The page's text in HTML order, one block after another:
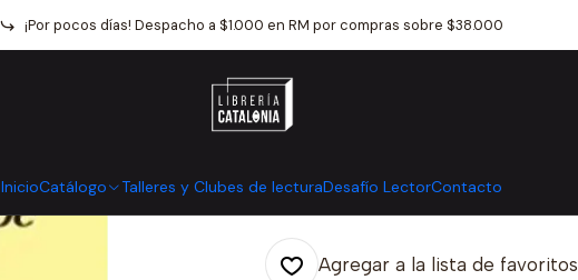
InicioCatálogo Talleres y Clubes de lecturaDesafío LectorContacto
¡Por pocos días! Despacho a $1.000 en RM por compras sobre $38.000
Inicio Catálogo Narrativa Literatura Universal Ruta De Escape
|
Ruta De Escape
Mostrar stock de ubicaciones
Agregar a la lista de favoritos